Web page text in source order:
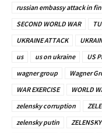
russian embassy attack in
SECOND WORLD WAR
UKRAINE ATTACK
us
us on ukraine US
wagner group
Wagner
WAR EXERCISE
WORLD
zelensky corruption
zelensky putin